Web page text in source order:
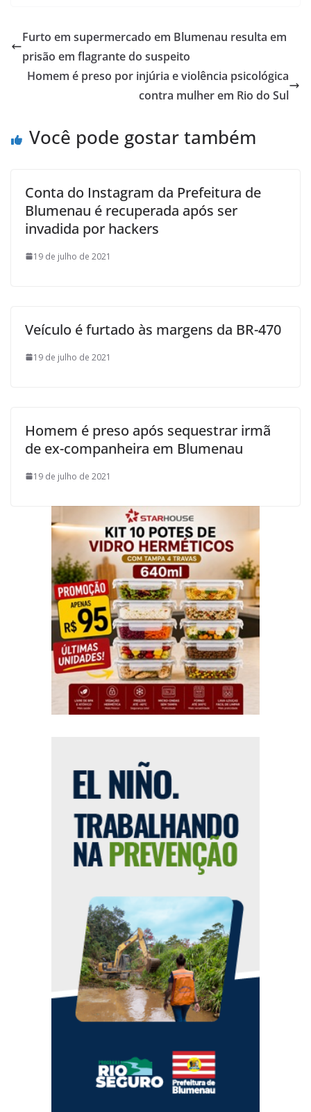
Furto em supermercado em Blumenau resulta em
prisão em flagrante do suspeito
Homem é preso por injúria e violência psicológica
contra mulher em Rio do Sul
Você pode gostar também
Conta do Instagram da Prefeitura de
Blumenau é recuperada após ser
invadida por hackers
19 de julho de 2021
Veículo é furtado às margens da BR-470
19 de julho de 2021
Homem é preso após sequestrar irmã
de ex-companheira em Blumenau
19 de julho de 2021